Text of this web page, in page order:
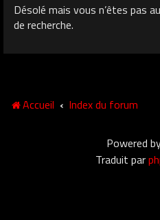
Désolé mais vous n’êtes pas
de recherche.
Accueil Index du forum
Powered
Traduit par